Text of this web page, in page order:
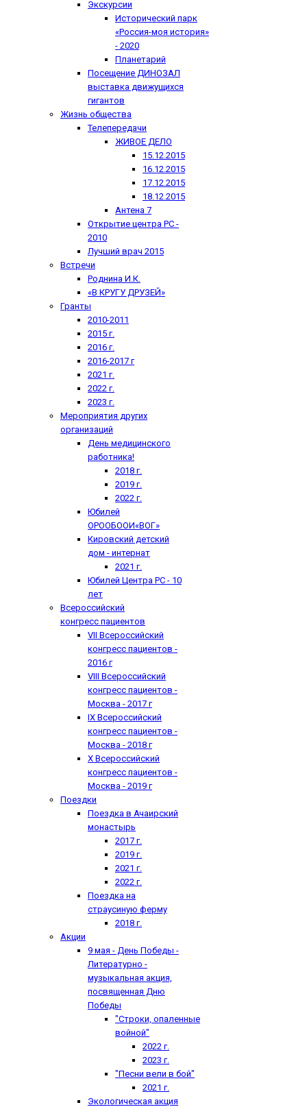
Экскурсии
Исторический парк
«Россия-моя история»
- 2020
Планетарий
Посещение ДИНОЗАЛ
выставка движущихся
гигантов
Жизнь общества
Телепередачи
ЖИВОЕ ДЕЛО
15.12.2015
16.12.2015
17.12.2015
18.12.2015
Антена 7
Открытие центра РС -
2010
Лучший врач 2015
Встречи
Роднина И.К.
«В КРУГУ ДРУЗЕЙ»
Гранты
2010-2011
2015 г.
2016 г.
2016-2017 г
2021 г.
2022 г.
2023 г.
Мероприятия других
организаций
День медицинского
работника!
2018 г.
2019 г.
2022 г.
Юбилей
ОРООБООИ«ВОГ»
Кировский детский
дом - интернат
2021 г.
Юбилей Центра РС - 10
лет
Всероссийский
конгресс пациентов
VII Всероссийский
конгресс пациентов -
2016 г
VIII Всероссийский
конгресс пациентов -
Москва - 2017 г
IX Всероссийский
конгресс пациентов -
Москва - 2018 г
X Всероссийский
конгресс пациентов -
Москва - 2019 г
Поездки
Поездка в Ачаирский
монастырь
2017 г.
2019 г.
2021 г.
2022 г.
Поездка на
страусиную ферму
2018 г.
Акции
9 мая - День Победы -
Литературно -
музыкальная акция,
посвященная Дню
Победы
"Строки, опаленные
войной"
2022 г.
2023 г.
"Песни вели в бой"
2021 г.
Экологическая акция